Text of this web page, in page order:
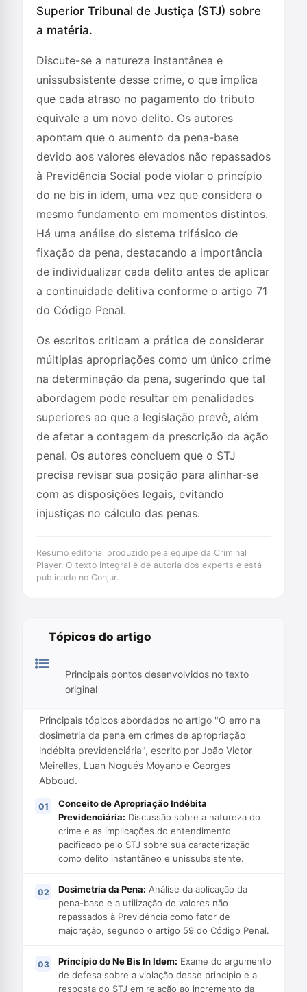
Superior Tribunal de Justiça (STJ) sobre
a matéria.
Discute-se a natureza instantânea e
unissubsistente desse crime, o que implica
que cada atraso no pagamento do tributo
equivale a um novo delito. Os autores
apontam que o aumento da pena-base
devido aos valores elevados não repassados
à Previdência Social pode violar o princípio
do ne bis in idem, uma vez que considera o
mesmo fundamento em momentos distintos.
Há uma análise do sistema trifásico de
fixação da pena, destacando a importância
de individualizar cada delito antes de aplicar
a continuidade delitiva conforme o artigo 71
do Código Penal.
Os escritos criticam a prática de considerar
múltiplas apropriações como um único crime
na determinação da pena, sugerindo que tal
abordagem pode resultar em penalidades
superiores ao que a legislação prevê, além
de afetar a contagem da prescrição da ação
penal. Os autores concluem que o STJ
precisa revisar sua posição para alinhar-se
com as disposições legais, evitando
injustiças no cálculo das penas.
Resumo editorial produzido pela equipe da Criminal
Player. O texto integral é de autoria dos experts e está
publicado no Conjur.
Tópicos do artigo
Principais pontos desenvolvidos no texto
original
Principais tópicos abordados no artigo "O erro na
dosimetria da pena em crimes de apropriação
indébita previdenciária", escrito por João Victor
Meirelles, Luan Nogués Moyano e Georges
Abboud.
Conceito de Apropriação Indébita
Previdenciária: Discussão sobre a natureza do
crime e as implicações do entendimento
pacificado pelo STJ sobre sua caracterização
como delito instantâneo e unissubsistente.
Dosimetria da Pena: Análise da aplicação da
pena-base e a utilização de valores não
repassados à Previdência como fator de
majoração, segundo o artigo 59 do Código Penal.
Princípio do Ne Bis In Idem: Exame do argumento
de defesa sobre a violação desse princípio e a
resposta do STJ em relação ao incremento da